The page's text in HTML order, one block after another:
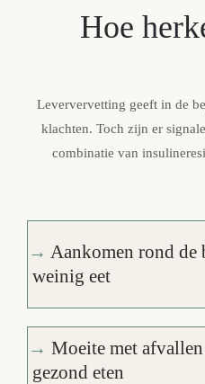
Hoe
Leververvetting geeft in de
klachten. Toch zijn er
combinatie van
→ Aankomen rond
weinig eet
→ Moeite met
gezond eten